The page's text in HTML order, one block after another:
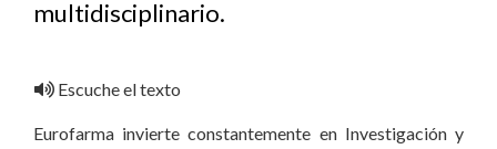
multidisciplinario.
Escuche el texto
Eurofarma invierte constantemente en Investigación y